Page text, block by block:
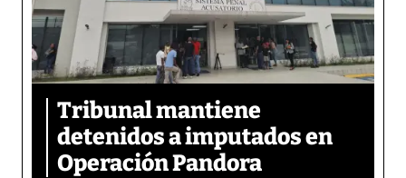
Tribunal mantiene
detenidos a imputados en
Operación Pandora